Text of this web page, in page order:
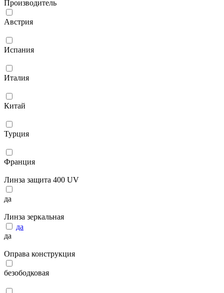
Производитель
Австрия
Испания
Италия
Китай
Турция
Франция
Линза защита 400 UV
да
Линза зеркальная
да
да
Оправа конструкция
безободковая